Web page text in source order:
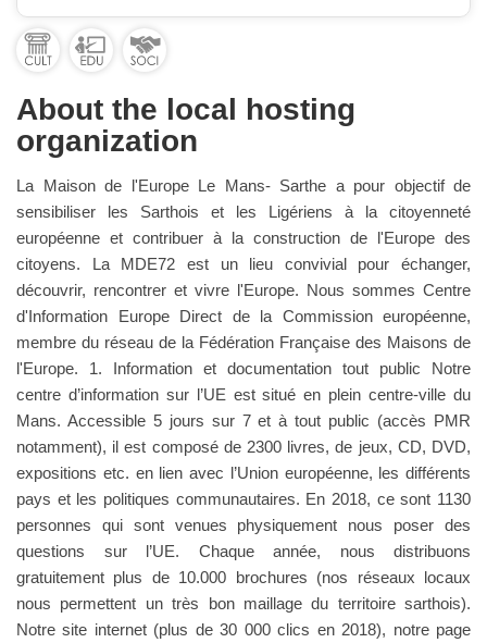
About the local hosting
organization
La Maison de l'Europe Le Mans- Sarthe a pour objectif de
sensibiliser les Sarthois et les Ligériens à la citoyenneté
européenne et contribuer à la construction de l'Europe des
citoyens. La MDE72 est un lieu convivial pour échanger,
découvrir, rencontrer et vivre l'Europe. Nous sommes Centre
d'Information Europe Direct de la Commission européenne,
membre du réseau de la Fédération Française des Maisons de
l'Europe. 1. Information et documentation tout public Notre
centre d’information sur l’UE est situé en plein centre-ville du
Mans. Accessible 5 jours sur 7 et à tout public (accès PMR
notamment), il est composé de 2300 livres, de jeux, CD, DVD,
expositions etc. en lien avec l’Union européenne, les différents
pays et les politiques communautaires. En 2018, ce sont 1130
personnes qui sont venues physiquement nous poser des
questions sur l’UE. Chaque année, nous distribuons
gratuitement plus de 10.000 brochures (nos réseaux locaux
nous permettent un très bon maillage du territoire sarthois).
Notre site internet (plus de 30 000 clics en 2018), notre page